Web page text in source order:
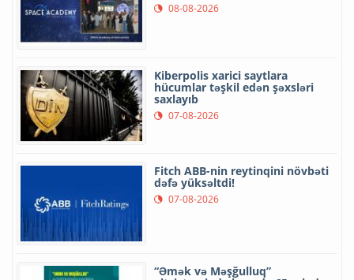
08-08-2026
Kiberpolis xarici saytlara
hücumlar təşkil edən şəxsləri
saxlayıb
07-08-2026
Fitch ABB-nin reytinqini növbəti
dəfə yüksəltdi!
07-08-2026
“Əmək və Məşğulluq”